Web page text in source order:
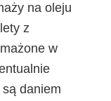
na oleju
z
w
daniem